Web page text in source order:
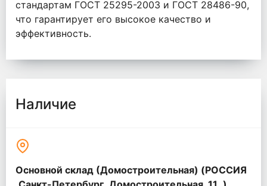
стандартам ГОСТ 25295-2003 и ГОСТ 28486-90,
что гарантирует его высокое качество и
эффективность.
Наличие
Основной склад (Домостроительная) (РОССИЯ